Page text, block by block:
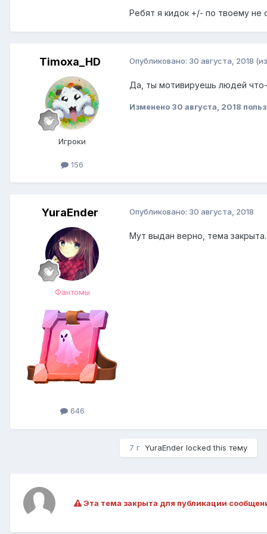
Ребят я кидок +/- по твоему не
Timoxa_HD
Игроки
156
Опубликовано: 30 августа, 2018
Да, ты мотивируешь людей что-
Изменено 30 августа, 2018
YuraEnder
Фантомы
646
Опубликовано: 30 августа, 2018
Мут выдан верно, тема закрыта.
7 г YuraEnder locked this тему
Эта тема закрыта для публикации